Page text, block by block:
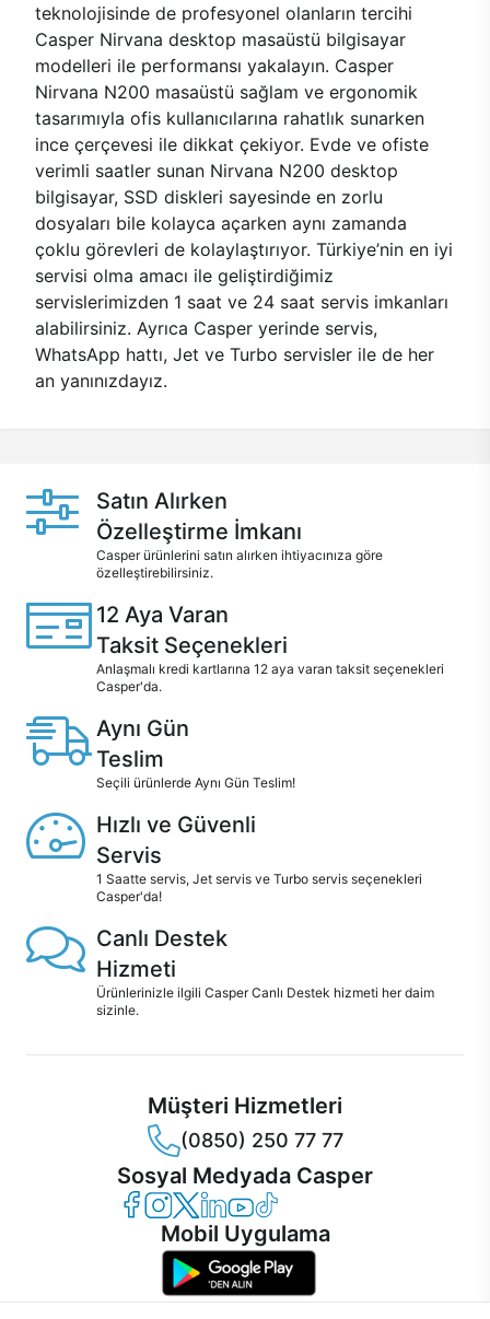
teknolojisinde de profesyonel olanların tercihi
Casper Nirvana desktop masaüstü bilgisayar
modelleri ile performansı yakalayın. Casper
Nirvana N200 masaüstü sağlam ve ergonomik
tasarımıyla ofis kullanıcılarına rahatlık sunarken
ince çerçevesi ile dikkat çekiyor. Evde ve ofiste
verimli saatler sunan Nirvana N200 desktop
bilgisayar, SSD diskleri sayesinde en zorlu
dosyaları bile kolayca açarken aynı zamanda
çoklu görevleri de kolaylaştırıyor. Türkiye’nin en iyi
servisi olma amacı ile geliştirdiğimiz
servislerimizden 1 saat ve 24 saat servis imkanları
alabilirsiniz. Ayrıca Casper yerinde servis,
WhatsApp hattı, Jet ve Turbo servisler ile de her
an yanınızdayız.
Satın Alırken
Özelleştirme İmkanı
Casper ürünlerini satın alırken ihtiyacınıza göre
özelleştirebilirsiniz.
12 Aya Varan
Taksit Seçenekleri
Anlaşmalı kredi kartlarına 12 aya varan taksit seçenekleri
Casper'da.
Aynı Gün
Teslim
Seçili ürünlerde Aynı Gün Teslim!
Hızlı ve Güvenli
Servis
1 Saatte servis, Jet servis ve Turbo servis seçenekleri
Casper'da!
Canlı Destek
Hizmeti
Ürünlerinizle ilgili Casper Canlı Destek hizmeti her daim
sizinle.
Müşteri Hizmetleri
(0850) 250 77 77
Sosyal Medyada Casper
Casper Facebook
Casper Instagram
Casper Twitter
Casper LinkedIn
Casper YouTube
Casper TikTok
Mobil Uygulama